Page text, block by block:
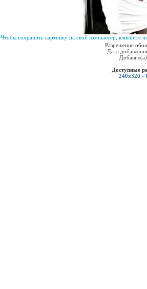
Чтобы сохранить картинку на свой компьютер, кликните
Разрешение
Дата
Доступные
240x320 -